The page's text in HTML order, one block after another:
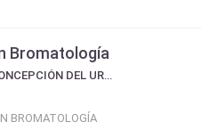
Bromatología
UNIVERSIDAD DE CONCEPCIÓN DEL URUGUAY
BROMATOLOGÍA